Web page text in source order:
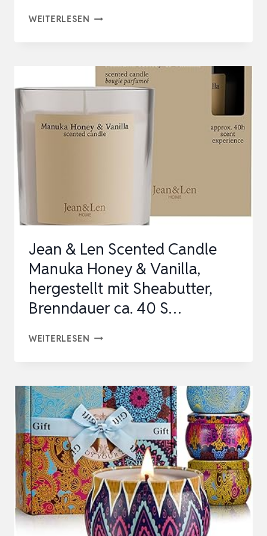
WEITERLESEN 12
GESCHENKSET,
DUFTKERZEN
FÜR
SOJAWA…
Jean & Len Scented Candle
Manuka Honey & Vanilla,
hergestellt mit Sheabutter,
Brenndauer ca. 40 S…
WEITERLESEN JEAN
SCENTED
CANDLE
MANUKA
HONEY
&
VANILLA,
HERGESTELLT
MIT